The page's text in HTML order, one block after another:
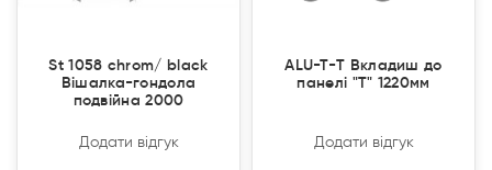
St 1058 chrom/ black
Вішалка-гондола
подвійна 2000
Додати відгук
ALU-T-Т Вкладиш до
панелі "Т" 1220мм
Додати відгук